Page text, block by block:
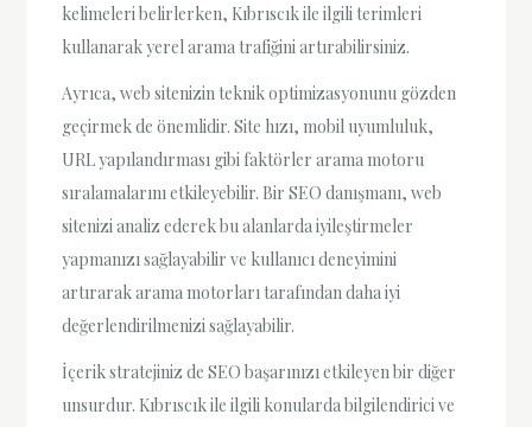
kelimeleri belirlerken, Kıbrıscık ile ilgili terimleri
kullanarak yerel arama trafiğini artırabilirsiniz.
Ayrıca, web sitenizin teknik optimizasyonunu gözden
geçirmek de önemlidir. Site hızı, mobil uyumluluk,
URL yapılandırması gibi faktörler arama motoru
sıralamalarını etkileyebilir. Bir SEO danışmanı, web
sitenizi analiz ederek bu alanlarda iyileştirmeler
yapmanızı sağlayabilir ve kullanıcı deneyimini
artırarak arama motorları tarafından daha iyi
değerlendirilmenizi sağlayabilir.
İçerik stratejiniz de SEO başarınızı etkileyen bir diğer
unsurdur. Kıbrıscık ile ilgili konularda bilgilendirici ve